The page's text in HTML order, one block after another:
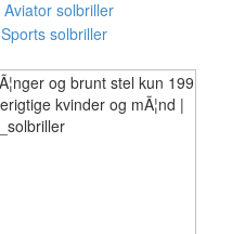
Aviator solbriller
Sports solbriller